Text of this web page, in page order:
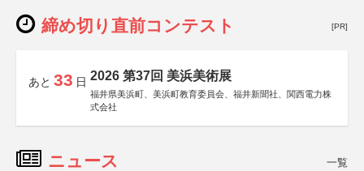
締め切り直前コンテスト [PR]
あと 33 日 2026 第37回 美浜美術展
福井県美浜町、美浜町教育委員会、福井新聞社、関西電力株
式会社
ニュース 一覧